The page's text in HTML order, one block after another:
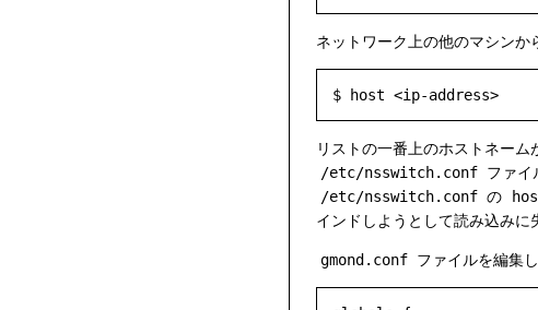
ネットワーク上の他のマシン
リストの一番上のホストネーム
/etc/nsswitch.conf ファイ
/etc/nsswitch.conf の
インドしようとして読み込みに
gmond.conf ファイルを編集